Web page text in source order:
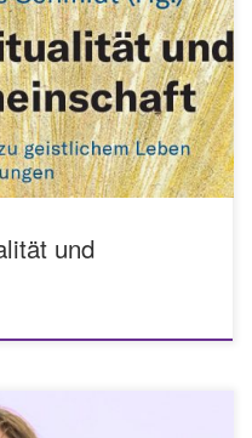
Das Projekt wurde von der
in diesem Buch reagieren auf die
indem es die Rolle der
und